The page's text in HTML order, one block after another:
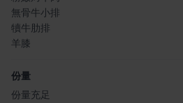
無骨牛小排
犢牛肋排
羊膝
份量
份量充足